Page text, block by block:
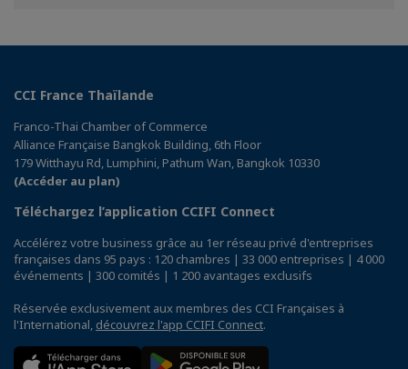
CCI France Thaïlande
Franco-Thai Chamber of Commerce
Alliance Française Bangkok Building, 6th Floor
179 Witthayu Rd, Lumphini, Pathum Wan, Bangkok 10330
(Accéder au plan)
Téléchargez l’application CCIFI Connect
Accélérez votre business grâce au 1er réseau privé d'entreprises
françaises dans 95 pays : 120 chambres | 33 000 entreprises | 4 000
événements | 300 comités | 1 200 avantages exclusifs
Réservée exclusivement aux membres des CCI Françaises à
l'International, découvrez l'app CCIFI Connect.